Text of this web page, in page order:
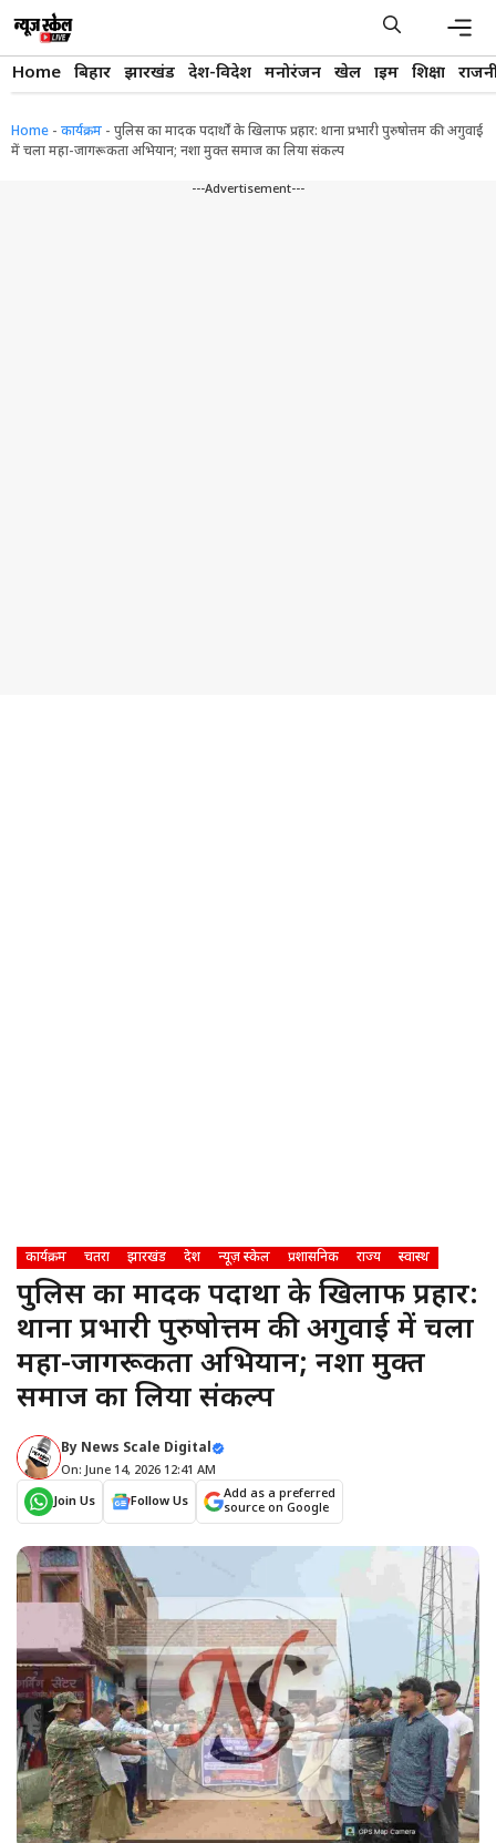
content
Home बिहार झारखंड देश-विदेश मनोरंजन खेल क्राइम शिक्षा
Home - कार्यक्रम - पुलिस का मादक पदार्थों के खिलाफ प्रहार: थाना प्रभारी पुरुषोत्तम की अगुवाई
में चला महा-जागरूकता अभियान; नशा मुक्त समाज का लिया संकल्प
---Advertisement---
कार्यक्रम चतरा झारखंड देश न्यूज़ स्केल प्रशासनिक राज्य स्वास्थ
पुलिस का मादक पदार्थों के खिलाफ प्रहार:
थाना प्रभारी पुरुषोत्तम की अगुवाई में चला
महा-जागरूकता अभियान; नशा मुक्त
समाज का लिया संकल्प
By News Scale Digital
On: June 14, 2026 12:41 AM
Join Us
Follow Us
Add as a preferred
source on Google